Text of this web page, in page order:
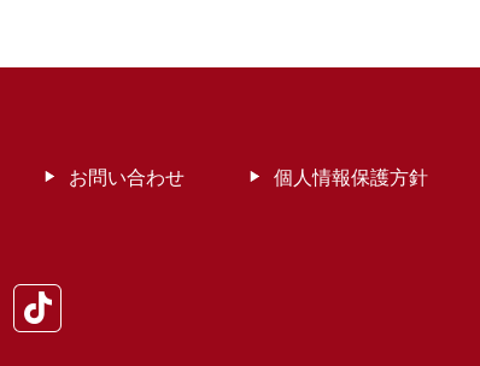
お問い合わせ 個人情報保護方針